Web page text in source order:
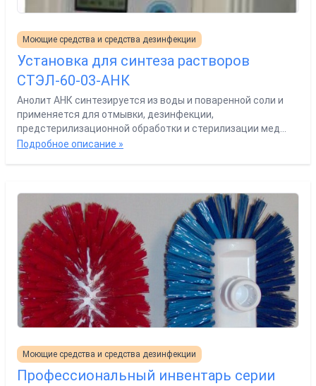
Моющие средства и средства дезинфекции
Установка для синтеза растворов
СТЭЛ-60-03-АНК
Анолит АНК синтезируется из воды и поваренной соли и
применяется для отмывки, дезинфекции,
предстерилизационной обработки и стерилизации мед...
Подробное описание »
Моющие средства и средства дезинфекции
Профессиональный инвентарь серии